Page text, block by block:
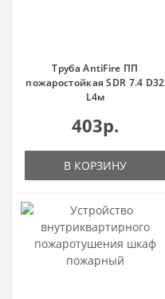
Труба AntiFire ПП
пожаростойкая SDR 7.4 D32
L4м
403р.
В КОРЗИНУ